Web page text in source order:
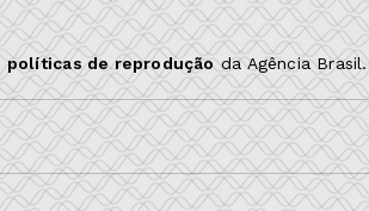
políticas de reprodução da Agência Brasil.